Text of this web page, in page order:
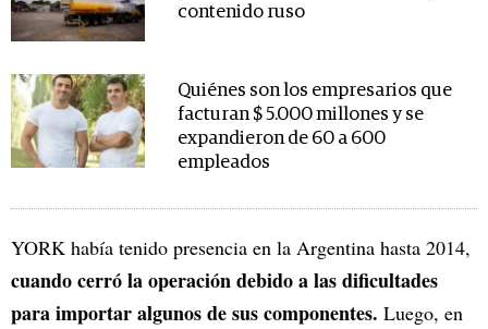
contenido ruso
Quiénes son los empresarios que
facturan $ 5.000 millones y se
expandieron de 60 a 600
empleados
YORK había tenido presencia en la Argentina hasta 2014,
cuando cerró la operación debido a las dificultades
para importar algunos de sus componentes. Luego, en